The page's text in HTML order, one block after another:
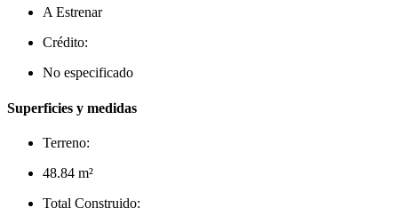
A Estrenar
Crédito:
No especificado
Superficies y medidas
Terreno:
48.84 m²
Total Construido: